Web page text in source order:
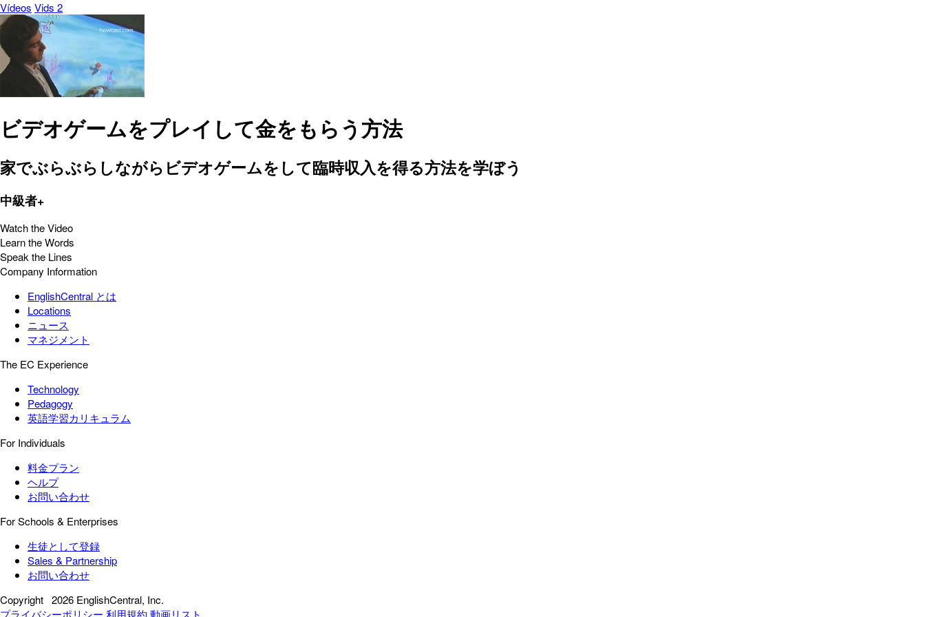
Vídeos Vids 2
ビデオゲームをプレイして金をもらう方法
家でぶらぶらしながらビデオゲームをして臨時収入を得る方法を学ぼう
中級者+
Watch the Video
Learn the Words
Speak the Lines
Company Information
EnglishCentral とは
Locations
ニュース
マネジメント
The EC Experience
Technology
Pedagogy
英語学習カリキュラム
For Individuals
料金プラン
ヘルプ
お問い合わせ
For Schools & Enterprises
生徒として登録
Sales & Partnership
お問い合わせ
Copyright 2026 EnglishCentral, Inc.